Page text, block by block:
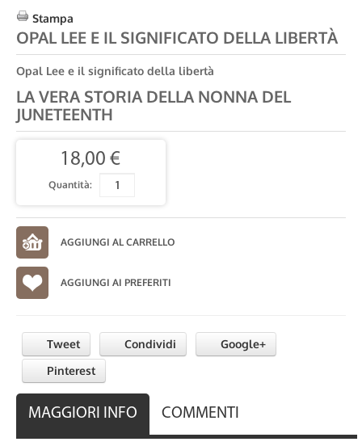
Stampa
OPAL LEE E IL SIGNIFICATO DELLA LIBERTÀ
Opal Lee e il significato della libertà
LA VERA STORIA DELLA NONNA DEL
JUNETEENTH
18,00 €
Quantità:
AGGIUNGI AI PREFERITI
Tweet Condividi
Google+
Pinterest
MAGGIORI INFO COMMENTI